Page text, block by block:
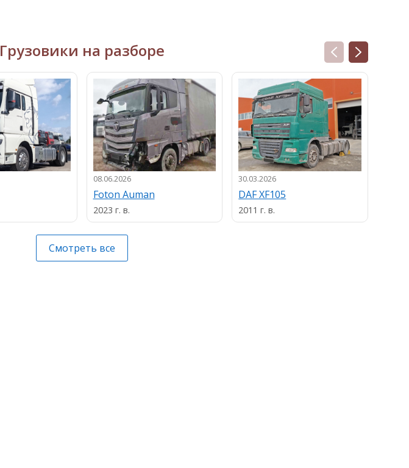
Грузовики на разборе
08.06.2026
Foton Auman
2023 г. в.
30.03.2026
DAF XF105
2011 г. в.
Смотреть все